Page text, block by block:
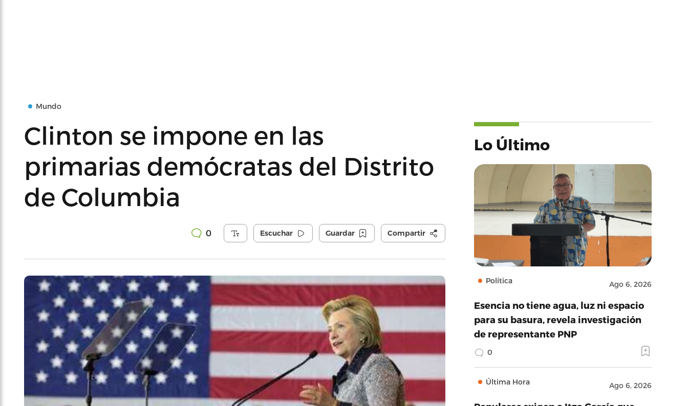
Mundo
Clinton se impone en las
primarias demócratas del Distrito
de Columbia
0 Escuchar Guardar Compartir
Lo Último
Política Ago 6, 2026
Esencia no tiene agua, luz ni espacio
para su basura, revela investigación
de representante PNP
0
Última Hora Ago 6, 2026